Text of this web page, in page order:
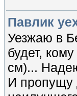
Павлик
Уезжаю в
будет,
см)...
И пропущу